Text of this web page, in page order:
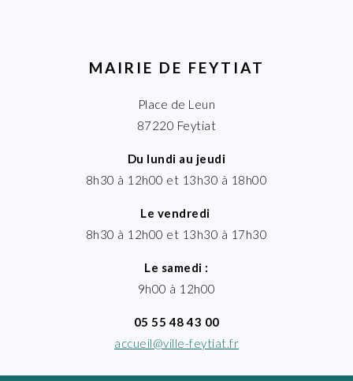
MAIRIE DE FEYTIAT
Place de Leun
87220 Feytiat
Du lundi au jeudi
8h30 à 12h00 et 13h30 à 18h00
Le vendredi
8h30 à 12h00 et 13h30 à 17h30
Le samedi :
9h00 à 12h00
05 55 48 43 00
accueil@ville-feytiat.fr